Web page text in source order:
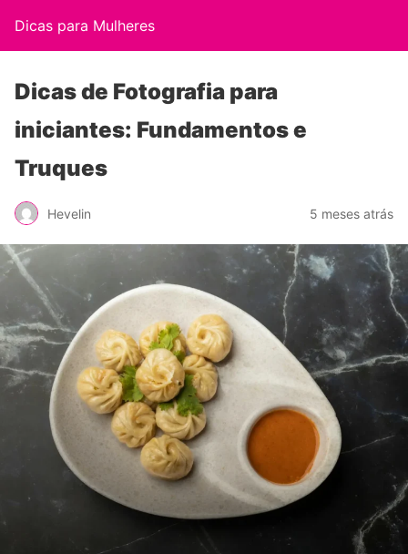
Dicas para Mulheres
Dicas de Fotografia para
iniciantes: Fundamentos e
Truques
Hevelin 5 meses atrás